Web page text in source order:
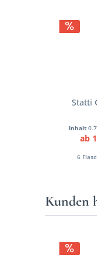
Statti
Inhalt
ab
6
Kunden